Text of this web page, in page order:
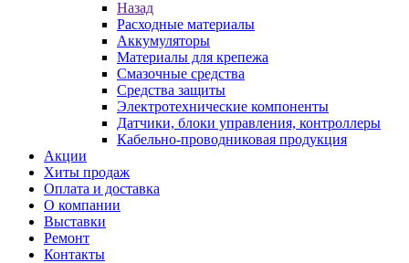
Назад
Расходные материалы
Аккумуляторы
Материалы для крепежа
Смазочные средства
Средства защиты
Электротехнические компоненты
Датчики, блоки управления, контроллеры
Кабельно-проводниковая продукция
Акции
Хиты продаж
Оплата и доставка
О компании
Выставки
Ремонт
Контакты